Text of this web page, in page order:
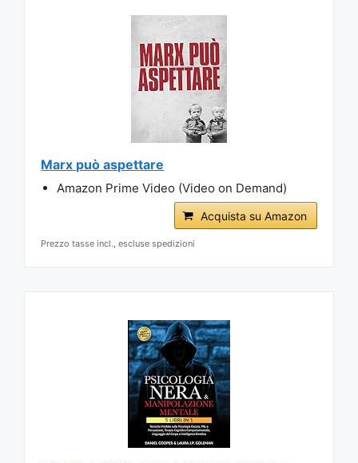
Marx può aspettare
Amazon Prime Video (Video on Demand)
Acquista su Amazon
Prezzo tasse incl., escluse spedizioni